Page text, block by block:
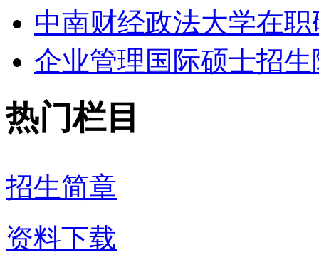
中南财经政法大学在
企业管理国际硕士招
热门栏目
招生简章
资料下载